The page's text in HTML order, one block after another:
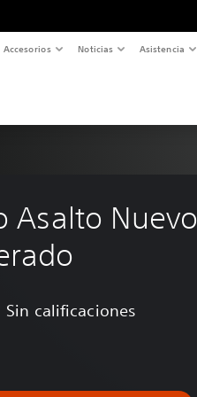
Accesorios Noticias Asistencia
Asalto Nuevo
Sin calificaciones